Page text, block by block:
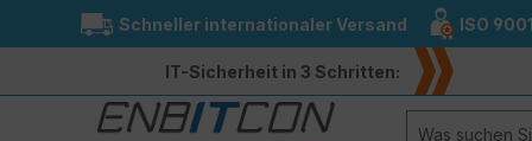
Zur Hauptnavigation springen
Schneller internationaler Versand ISO
IT-Sicherheit in 3 Schritten: